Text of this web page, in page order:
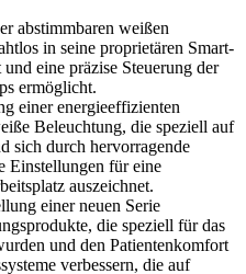
abstimmbaren weißen
in seine proprietären Smart-
eine präzise Steuerung der
ermöglicht.
einer energieeffizienten
Beleuchtung, die speziell auf
sich durch hervorragende
Einstellungen für eine
auszeichnet.
einer neuen Serie
die speziell für das
und den Patientenkomfort
verbessern, die auf